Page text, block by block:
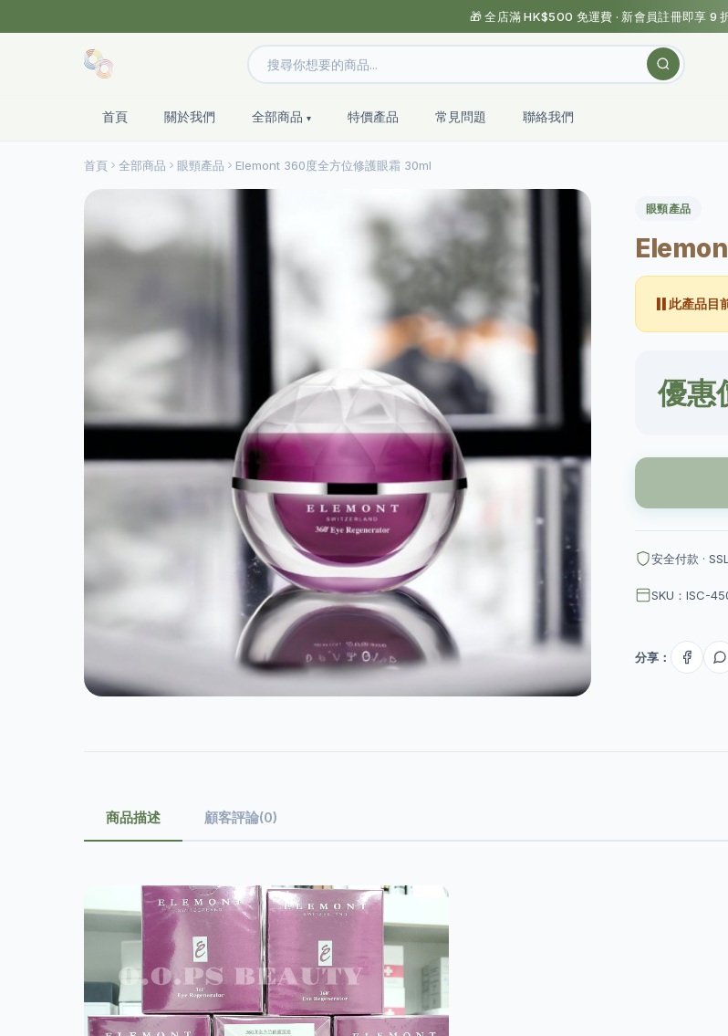
🎁 全店滿 HK$500 免運費 · 新會員註冊即享 9
首頁 關於我們 全部商品 特價產品 常見問題 聯絡我們
首頁 全部商品 眼頸產品 Elemont 360度全方位修護眼霜 30ml
眼頸產品
⏸️ 此產品目
優惠
安全付款 ·
SKU：ISC-
分享：
商品描述 顧客評論(0)